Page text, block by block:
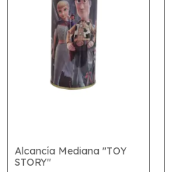
Alcancía Mediana "TOY
STORY"